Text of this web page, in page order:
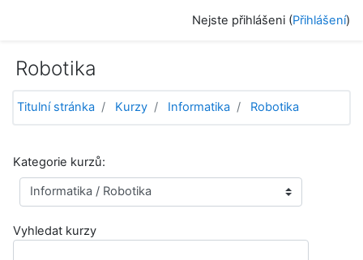
Nejste přihlášeni (Přihlášení)
Robotika
Titulní stránka Kurzy Informatika Robotika
Kategorie kurzů:
Vyhledat kurzy